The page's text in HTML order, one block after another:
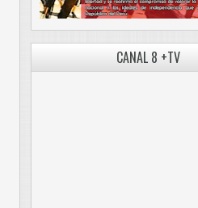
CANAL 8 +TV